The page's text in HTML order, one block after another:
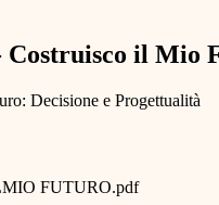
il Mio
Decisione e Progettualità
FUTURO.pdf